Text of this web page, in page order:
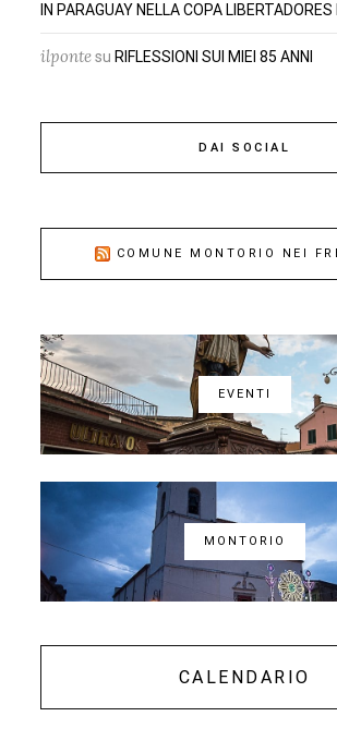
IN PARAGUAY NELLA COPA LIBERTADORES
ilpontesu RIFLESSIONI SUI MIEI 85 ANNI
DAI SOCIAL
COMUNE MONTORIO NEI
EVENTI
MONTORIO
CALENDARIO